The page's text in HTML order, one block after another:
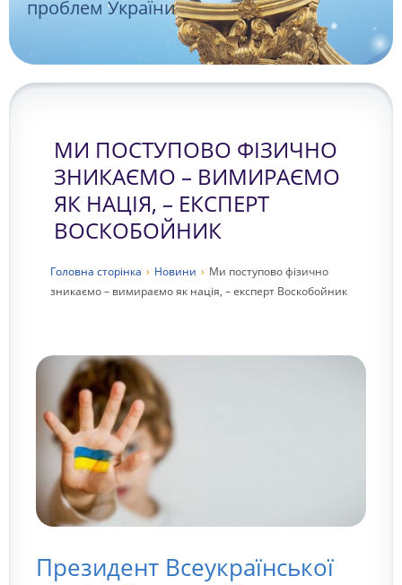
проблем України
МИ ПОСТУПОВО ФІЗИЧНО
ЗНИКАЄМО – ВИМИРАЄМО
ЯК НАЦІЯ, – ЕКСПЕРТ
ВОСКОБОЙНИК
Головна сторiнка › Новини › Ми поступово фізично
зникаємо – вимираємо як нація, – експерт Воскобойник
Президент Всеукраїнської